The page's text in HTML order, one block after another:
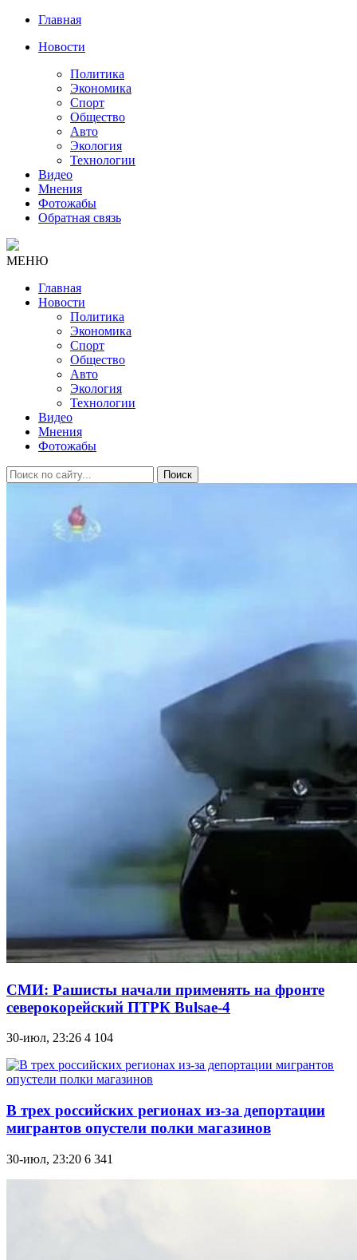
Главная
Новости
Политика
Экономика
Спорт
Общество
Авто
Экология
Технологии
Видео
Мнения
Фотожабы
Обратная связь
МЕНЮ
Главная
Новости
Политика
Экономика
Спорт
Общество
Авто
Экология
Технологии
Видео
Мнения
Фотожабы
Поиск
СМИ: Рашисты начали применять на фронте
северокорейский ПТРК Bulsae-4
30-июл, 23:26 4 104
В трех российских регионах из-за депортации
мигрантов опустели полки магазинов
30-июл, 23:20 6 341